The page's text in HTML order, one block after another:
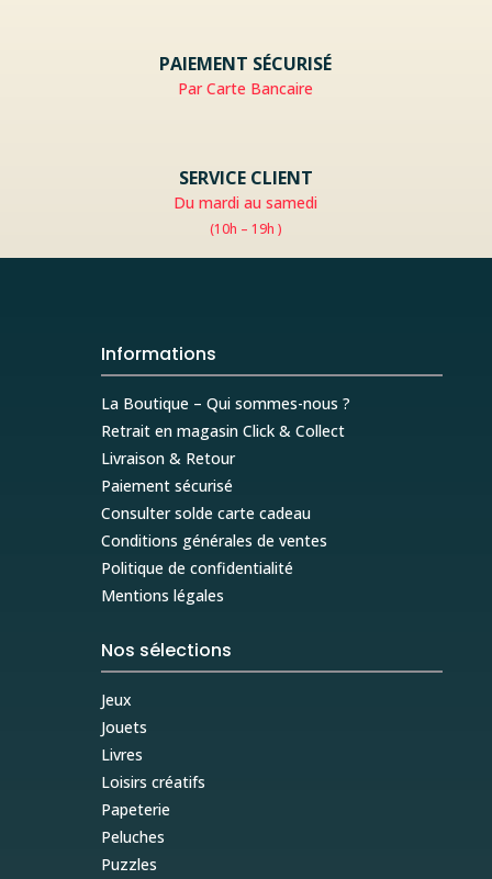
PAIEMENT SÉCURISÉ
Par Carte Bancaire
SERVICE CLIENT
Du mardi au samedi
(10h – 19h )
Informations
La Boutique – Qui sommes-nous ?
Retrait en magasin Click & Collect
Livraison & Retour
Paiement sécurisé
Consulter solde carte cadeau
Conditions générales de ventes
Politique de confidentialité
Mentions légales
Nos sélections
Jeux
Jouets
Livres
Loisirs créatifs
Papeterie
Peluches
Puzzles